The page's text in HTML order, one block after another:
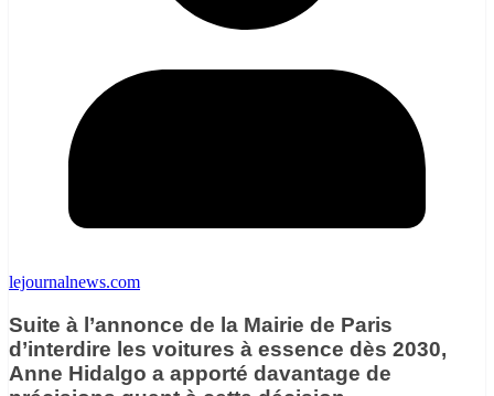
lejournalnews.com
Suite à l’annonce de la Mairie de Paris
d’interdire les voitures à essence dès 2030,
Anne Hidalgo a apporté davantage de